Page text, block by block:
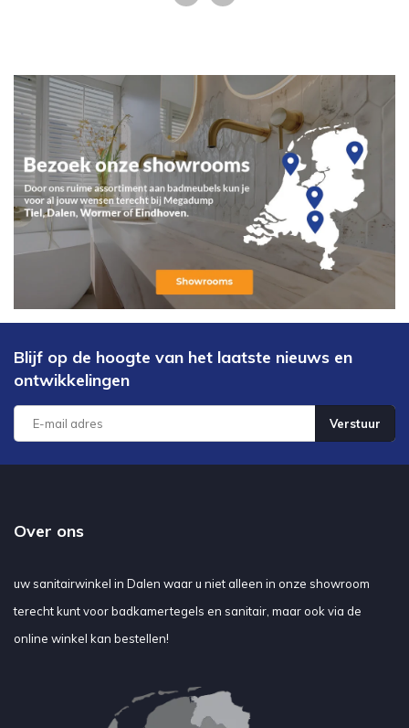
Blijf op de hoogte van het laatste nieuws en
ontwikkelingen
Verstuur
Over ons
uw sanitairwinkel in Dalen waar u niet alleen in onze showroom
terecht kunt voor badkamertegels en sanitair, maar ook via de
online winkel kan bestellen!